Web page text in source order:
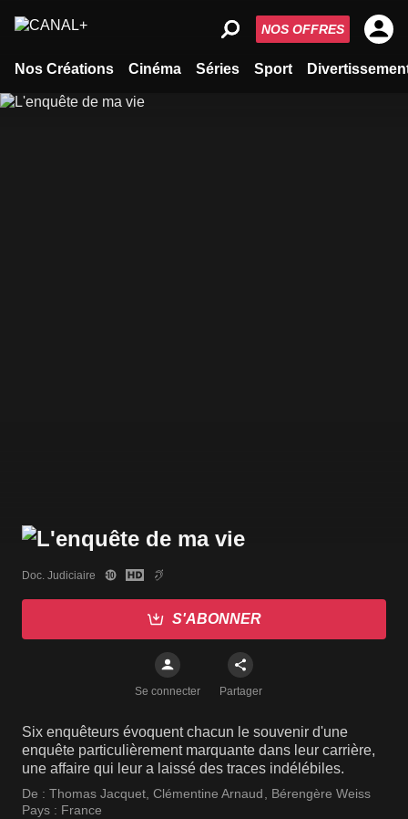
Nos Créations Cinéma Séries Sport
NOS OFFRES
Doc. Judiciaire
S'ABONNER
Se connecter Partager
Six enquêteurs évoquent chacun le souvenir d'une
enquête particulièrement marquante dans leur carrière,
une affaire qui leur a laissé des traces indélébiles.
De : Thomas Jacquet, Clémentine Arnaud, Bérengère Weiss
Pays : France